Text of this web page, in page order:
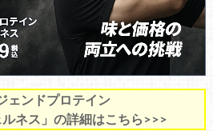
ェンドプロテイン
ルネス」の詳細はこちら>>>